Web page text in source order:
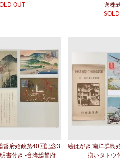
OUT
送株
督府始政第40回記念3
書付き -台湾総督府
絵はがき 南洋群島
揃いタトウ